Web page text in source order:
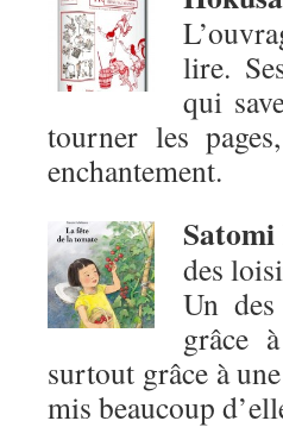
lire.
qui
tourner les
enchantement.
des
Un
grâce
surtout grâce à
mis beaucoup